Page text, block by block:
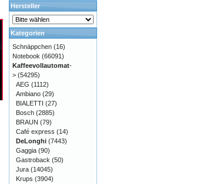
Hersteller
Kategorien
Schnäppchen (16)
Notebook (66091)
Kaffeevollautomat-
> (54295)
AEG (1112)
Ambiano (29)
BIALETTI (27)
Bosch (2885)
BRAUN (79)
Café express (14)
DeLonghi (7443)
Gaggia (90)
Gastroback (50)
Jura (14045)
Krups (3904)